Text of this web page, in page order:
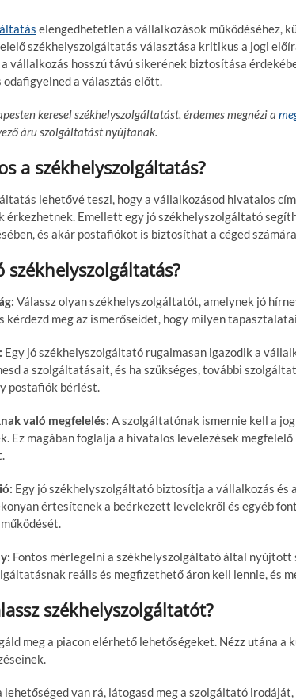
elengedhetetlen a vállalkozások működéséhez,
székhelyszolgáltatás választása kritikus a jogi
vállalkozás hosszú távú sikerének biztosítása
odafigyelned a választás előtt.
keresel székhelyszolgáltatást, érdemes megnézi a
áru szolgáltatást nyújtanak.
a székhelyszolgáltatás?
lehetővé teszi, hogy a vállalkozásod hivatalos
érkezhetnek. Emellett egy jó székhelyszolgáltató
és akár postafiókot is biztosíthat a céged
székhelyszolgáltatás?
Válassz olyan székhelyszolgáltatót, amelynek jó
kérdezd meg az ismerőseidet, hogy milyen
Egy jó székhelyszolgáltató rugalmasan igazodik a
a szolgáltatásait, és ha szükséges, további
postafiók bérlést.
való megfelelés: A szolgáltatónak ismernie kell a
Ez magában foglalja a hivatalos levelezések
Egy jó székhelyszolgáltató biztosítja a vállalkozás
értesítenek a beérkezett levelekről és egyéb
Fontos mérlegelni a székhelyszolgáltató által
reális és megfizethető áron kell lennie, és
székhelyszolgáltatót?
meg a piacon elérhető lehetőségeket. Nézz utána
lehetőséged van rá, látogasd meg a szolgáltató